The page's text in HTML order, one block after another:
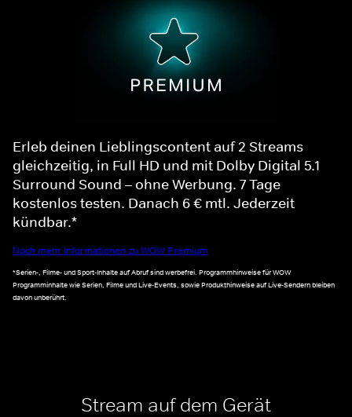
Erleb deinen Lieblingscontent auf 2 Streams
gleichzeitig, in Full HD und mit Dolby Digital 5.1
Surround Sound – ohne Werbung. 7 Tage
kostenlos testen. Danach 6 € mtl. Jederzeit
kündbar.*
Noch mehr Informationen zu WOW Premium
*Serien-, Filme- und Sport-Inhalte auf Abruf sind werbefrei. Programmhinweise für WOW
Programminhalte wie Serien, Filme und Live-Events, sowie Produkthinweise auf Live-Sendern bleiben
davon unberührt.
Stream auf dem Gerät